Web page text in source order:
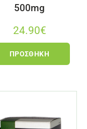
500mg
24.90€
ΠΡΟΣΘΉΚΗ